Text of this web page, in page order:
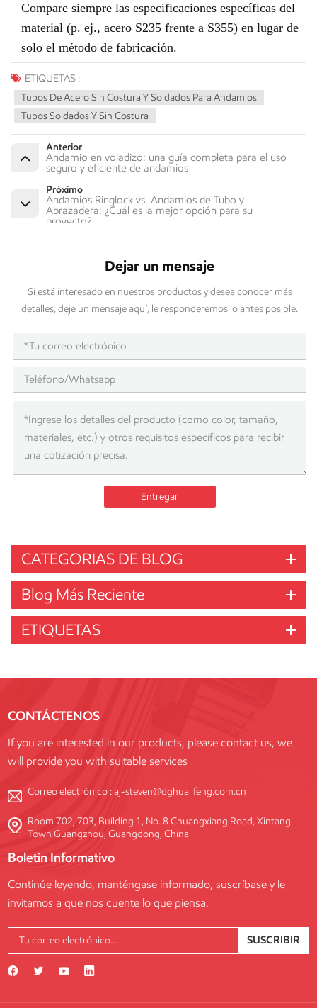
Compare siempre las especificaciones específicas del
material (p. ej., acero S235 frente a S355) en lugar de
solo el método de fabricación.
ETIQUETAS :
Tubos De Acero Sin Costura Y Soldados Para Andamios
Tubos Soldados Y Sin Costura
Anterior
Andamio en voladizo: una guía completa para el uso
seguro y eficiente de andamios
Próximo
Andamios Ringlock vs. Andamios de Tubo y
Abrazadera: ¿Cuál es la mejor opción para su
proyecto?
Dejar un mensaje
Si está interesado en nuestros productos y desea conocer más
detalles, deje un mensaje aquí, le responderemos lo antes posible.
Entregar
CATEGORIAS DE BLOG
Blog Más Reciente
ETIQUETAS
CONTÁCTENOS
If you are interested in our products, please contact us, we
will provide you with suitable services
Correo electrónico :aj-steven@dghualifeng.com.cn
Room 702, 703, Building 1, No. 8 Chuangxiang Road, Xintang
Town Guangzhou, Guangdong, China
Boletin Informativo
Continúe leyendo, manténgase informado, suscríbase y le
invitamos a que nos cuente lo que piensa.
SUSCRIBIR